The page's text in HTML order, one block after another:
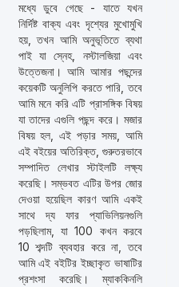
মধ্যে ডুবে গেছে - যাতে যখন
নির্দিষ্ট বাক্য এবং দৃশ্যের মুখোমুখি
হয়, তখন আমি অনুভূতিতে ব্যথা
পাই যা স্নেহ, নস্টালজিয়া এবং
উত্তেজনা। আমি আমার পছন্দের
কয়েকটি অনুলিপি করতে পারি, তবে
আমি মনে করি এটি প্রাসঙ্গিক বিষয়
যা তাদের এগুলি পছন্দ করে। মজার
বিষয় হল, এই পড়ার সময়, আমি
এই বইয়ের অতিরিক্ত, গুরুতরভাবে
সম্পাদিত লেখার স্টাইলটি লক্ষ্য
করেছি। সম্ভবত এটির উপর জোর
দেওয়া হয়েছিল কারণ আমি একই
সাথে দ্য ফার প্যাভিলিয়নগুলি
পড়ছিলাম, যা 100 কখন করবে
10 শব্দটি ব্যবহার করে না, তবে
আমি এই বইটির ইচ্ছাকৃত ভাষাটির
প্রশংসা করেছি। ম্যাককিনলি